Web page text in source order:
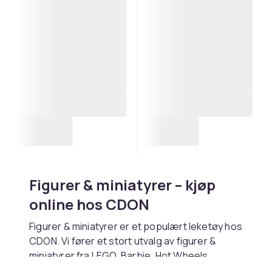
Figurer & miniatyrer – kjøp
online hos CDON
Figurer & miniatyrer er et populært leketøy hos
CDON. Vi fører et stort utvalg av figurer &
miniatyrer fra LEGO, Barbie, Hot Wheels,